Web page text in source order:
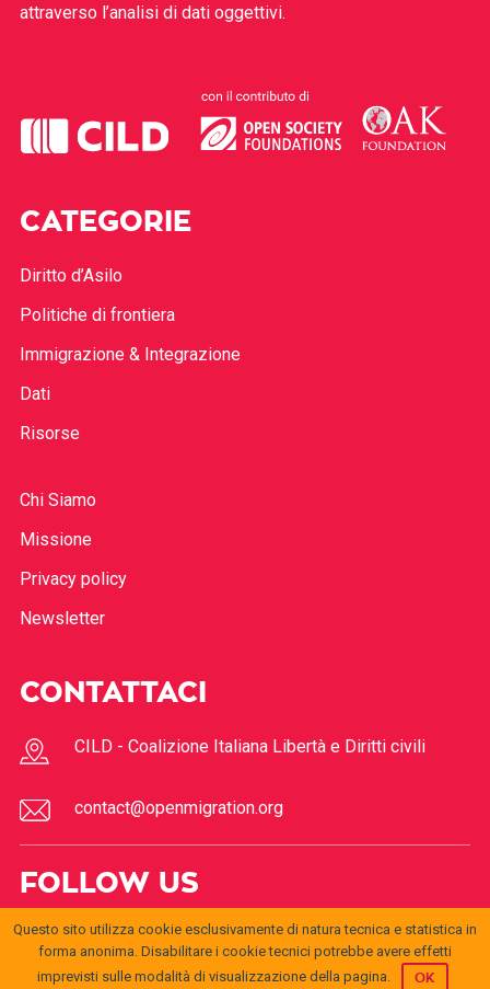
attraverso l’analisi di dati oggettivi.
CATEGORIE
Diritto d’Asilo
Politiche di frontiera
Immigrazione & Integrazione
Dati
Risorse
Chi Siamo
Missione
Privacy policy
Newsletter
CONTATTACI
CILD - Coalizione Italiana Libertà e Diritti civili
contact@openmigration.org
FOLLOW US
Questo sito utilizza cookie esclusivamente di natura tecnica e statistica in
forma anonima. Disabilitare i cookie tecnici potrebbe avere effetti
imprevisti sulle modalità di visualizzazione della pagina.
OK